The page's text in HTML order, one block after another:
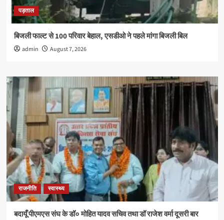
पड़ताल
बिजली फाल्ट से 100 परिवार बेहाल, एसडीओ ने पहले मांगा बिजली बिल
admin August 7, 2026
राजनीति स्वास्थ्य
बदायूँ पीएमएस संघ के डॉ० मोहित यादव सचिव तथा डॉ राजेश वर्मा दूसरी बार